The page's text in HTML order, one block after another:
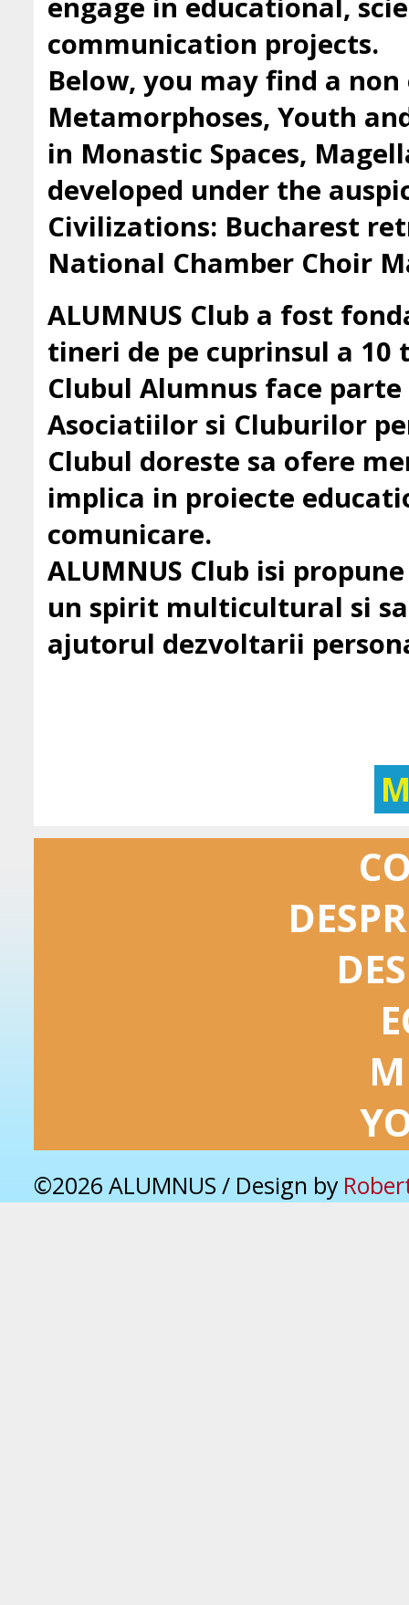
engage in educational,
communication projects.
Below, you may find a
Metamorphoses, Youth
in Monastic Spaces,
developed under the
Civilizations: Bucharest
National Chamber Choir
ALUMNUS Club a fost
tineri de pe cuprinsul a 10
Clubul Alumnus face
Asociatiilor si Cluburilor
Clubul doreste sa ofere
implica in proiecte
comunicare.
ALUMNUS Club isi
un spirit multicultural si
ajutorul dezvoltarii
©2026 ALUMNUS / Design by